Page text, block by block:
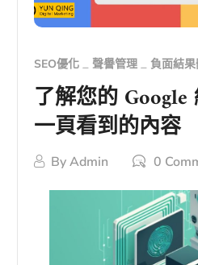
SEO優化 聲譽管理 負面結
了解您的
一頁看到的內容
ByAdmin 0